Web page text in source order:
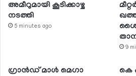
അമീറുമായി കൂടിക്കാഴ്ച
നടത്തി
5 minutes ago
9
ഗ്രാന്‍ഡ് മാള്‍ മെഗാ
കെ